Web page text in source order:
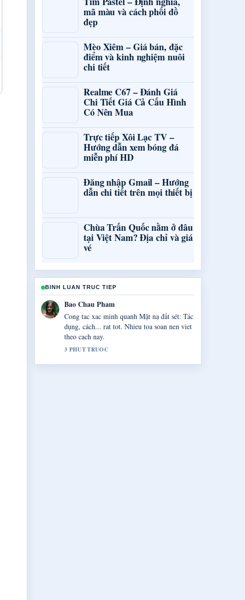
mã màu và cách phối đồ
đẹp
Mèo Xiêm – Giá bán, đặc
điểm và kinh nghiệm nuôi
chi tiết
Realme C67 – Đánh Giá
Chi Tiết Giá Cả Cấu Hình
Có Nên Mua
Trực tiếp Xôi Lạc TV –
Hướng dẫn xem bóng đá
miễn phí HD
Đăng nhập Gmail – Hướng
dẫn chi tiết trên mọi thiết bị
Chùa Trấn Quốc nằm ở đâu
tại Việt Nam? Địa chỉ và giá
vé
BINH LUAN TRUC TIEP
Quang Huy Vo
Tong hop rat tot ve Ku3933 &#8211; Hướng
dẫn đăng nhập và.... Day la ban tom tat ro
rang nhat toi thay hom nay.
5 PHUT TRUOC